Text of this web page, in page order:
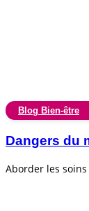
Blog Bien-être
Dangers du
Aborder les